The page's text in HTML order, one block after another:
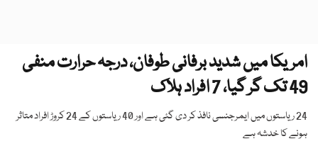
امریکا میں شدید برفانی طوفان، درجہ حرارت منفی
49 تک گر گیا، 7 افراد ہلاک
24 ریاستوں میں ایمرجنسی نافذ کر دی گئی ہے اور 40 ریاستوں کے 24 کروڑ افراد متاثر
ہونے کا خدشہ ہے